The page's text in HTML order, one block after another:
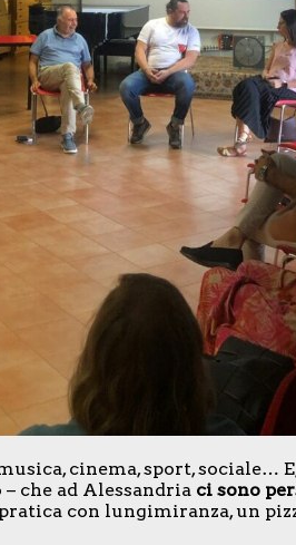
cinema, sport, sociale…
che ad Alessandria ci sono
con lungimiranza, un